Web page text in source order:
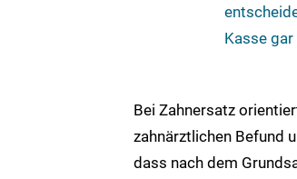
Kasse
Bei Zahnersatz
zahnärztlichen Befund
dass nach dem